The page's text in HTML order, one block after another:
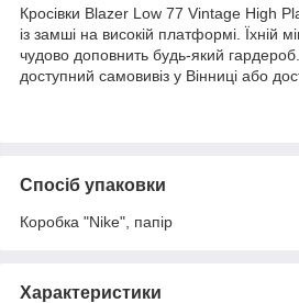
Кросівки Blazer Low 77 Vintage High
із замші на високій платформі. Їхній
чудово доповнить будь-який
доступний самовивіз у Вінниці або
Спосіб упаковки
Коробка "Nike", папір
Характеристики